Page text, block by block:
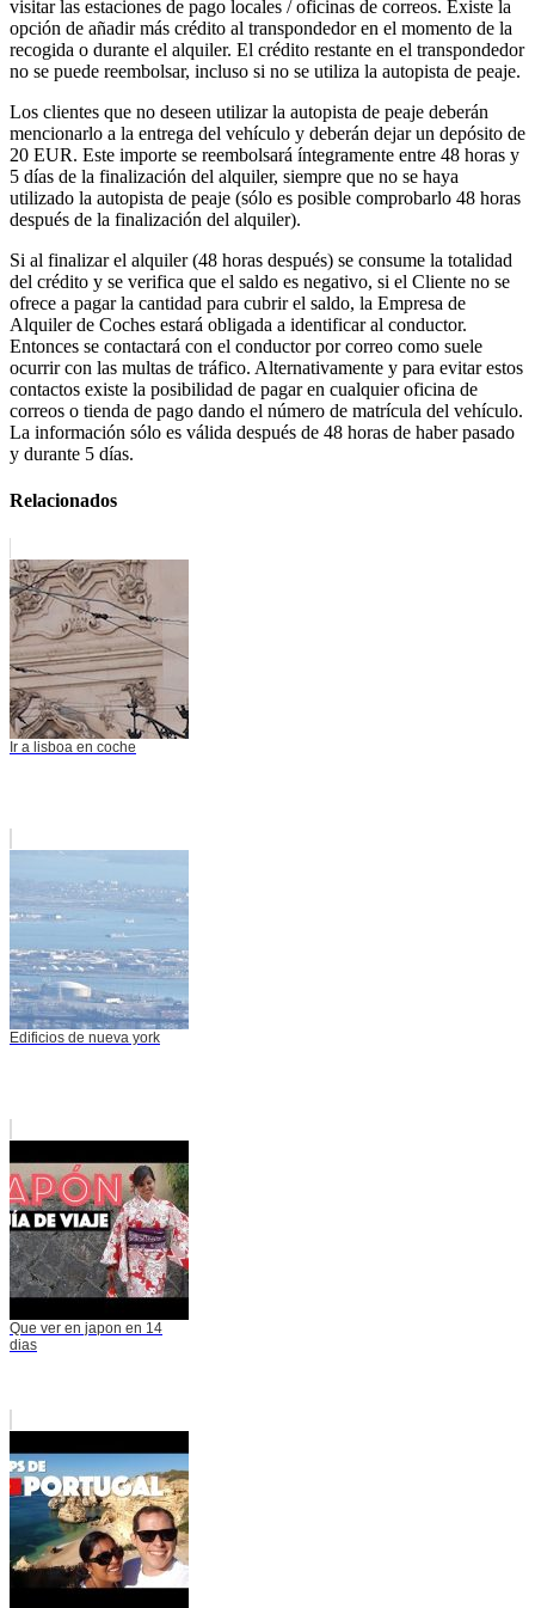
visitar las estaciones de pago locales / oficinas de correos. Existe la
opción de añadir más crédito al transpondedor en el momento de la
recogida o durante el alquiler. El crédito restante en el transpondedor
no se puede reembolsar, incluso si no se utiliza la autopista de peaje.
Los clientes que no deseen utilizar la autopista de peaje deberán
mencionarlo a la entrega del vehículo y deberán dejar un depósito de
20 EUR. Este importe se reembolsará íntegramente entre 48 horas y
5 días de la finalización del alquiler, siempre que no se haya
utilizado la autopista de peaje (sólo es posible comprobarlo 48 horas
después de la finalización del alquiler).
Si al finalizar el alquiler (48 horas después) se consume la totalidad
del crédito y se verifica que el saldo es negativo, si el Cliente no se
ofrece a pagar la cantidad para cubrir el saldo, la Empresa de
Alquiler de Coches estará obligada a identificar al conductor.
Entonces se contactará con el conductor por correo como suele
ocurrir con las multas de tráfico. Alternativamente y para evitar estos
contactos existe la posibilidad de pagar en cualquier oficina de
correos o tienda de pago dando el número de matrícula del vehículo.
La información sólo es válida después de 48 horas de haber pasado
y durante 5 días.
Relacionados
Ir a lisboa en coche
Edificios de nueva york
Que ver en japon en 14
dias